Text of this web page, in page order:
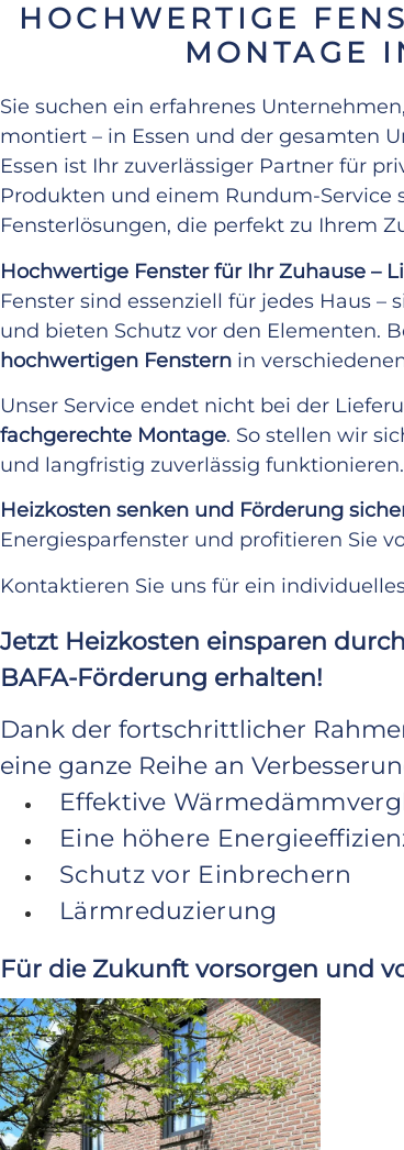
HOCHWERTIGE
MONTAGE
Sie suchen ein erfahrenes
montiert – in Essen und der gesamten
Essen ist Ihr zuverlässiger Partner für
Produkten und einem Rundum-
Fensterlösungen, die perfekt zu Ihrem
Hochwertige Fenster für Ihr Zuhause –
Fenster sind essenziell für jedes Haus
und bieten Schutz vor den Elementen.
hochwertigen Fenstern in
Unser Service endet nicht bei der
fachgerechte Montage. So stellen wir
und langfristig zuverlässig funktionieren.
Heizkosten senken und Förderung
Energiesparfenster und profitieren Sie
Kontaktieren Sie uns für ein
Jetzt Heizkosten einsparen
BAFA-Förderung erhalten!
Dank der fortschrittlicher
eine ganze Reihe an
Effektive
Eine höhere
Schutz vor Einbrechern
Lärmreduzierung
Für die Zukunft vorsorgen und